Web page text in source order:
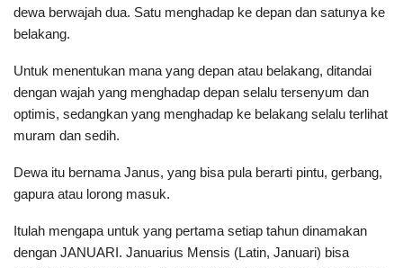
dewa berwajah dua. Satu menghadap ke depan dan satunya ke
belakang.
Untuk menentukan mana yang depan atau belakang, ditandai
dengan wajah yang menghadap depan selalu tersenyum dan
optimis, sedangkan yang menghadap ke belakang selalu terlihat
muram dan sedih.
Dewa itu bernama Janus, yang bisa pula berarti pintu, gerbang,
gapura atau lorong masuk.
Itulah mengapa untuk yang pertama setiap tahun dinamakan
dengan JANUARI. Januarius Mensis (Latin, Januari) bisa